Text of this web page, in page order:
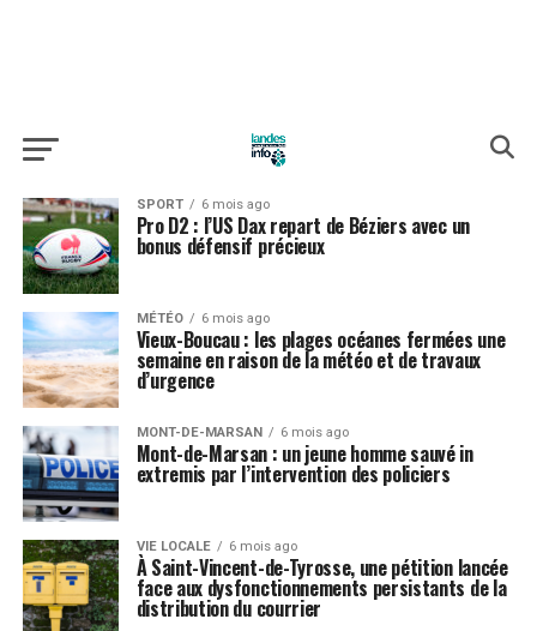
SPORT 6 mois ago
Pro D2 : l’US Dax repart de Béziers avec un
bonus défensif précieux
MÉTÉO 6 mois ago
Vieux-Boucau : les plages océanes fermées une
semaine en raison de la météo et de travaux
d’urgence
MONT-DE-MARSAN 6 mois ago
Mont-de-Marsan : un jeune homme sauvé in
extremis par l’intervention des policiers
VIE LOCALE 6 mois ago
À Saint-Vincent-de-Tyrosse, une pétition lancée
face aux dysfonctionnements persistants de la
distribution du courrier